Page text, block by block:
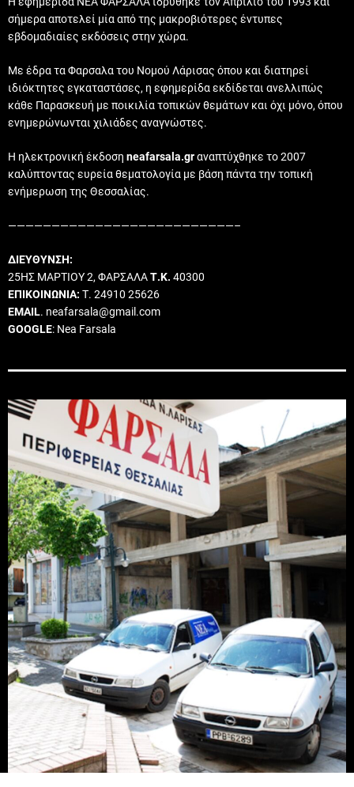
σήμερα αποτελεί μία από της μακροβιότερες έντυπες
εβδομαδιαίες εκδόσεις στην χώρα.
Με έδρα τα Φαρσαλα του Νομού Λάρισας όπου και διατηρεί
ιδιόκτητες εγκαταστάσες, η εφημερίδα εκδίδεται ανελλιπώς
κάθε Παρασκευή με ποικιλία τοπικών θεμάτων και όχι μόνο, όπου
ενημερώνωνται χιλιάδες αναγνώστες.
Η ηλεκτρονική έκδοση neafarsala.grαναπτύχθηκε το 2007
καλύπτοντας ευρεία θεματολογία με βάση πάντα την τοπική
ενήμερωση της Θεσσαλίας.
——————————————————————————–
ΔΙΕΥΘΥΝΣΗ:
25ΗΣ ΜΑΡΤΙΟΥ 2, ΦΑΡΣΑΛΑΤ.Κ. 40300
ΕΠΙΚΟΙΝΩΝΙΑ: Τ. 24910 25626
EMAIL. neafarsala@gmail.com
GOOGLE: Nea Farsala